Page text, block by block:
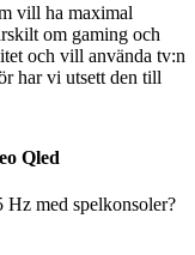
vill ha maximal
om gaming och
och vill använda tv:n
har vi utsett den till
Qled
med spelkonsoler?